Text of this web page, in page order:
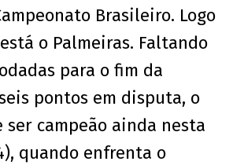
Brasileiro. Logo
o Palmeiras. Faltando
para o fim da
pontos em disputa, o
ser campeão ainda nesta
quando enfrenta o